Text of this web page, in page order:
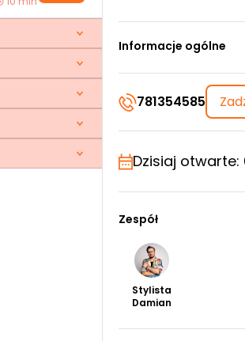
Informacje ogólne
781354585
Dzisiaj otwarte:
Zespół
Stylista
Damian